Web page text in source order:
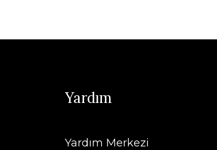
Yardım
Yardım Merkezi